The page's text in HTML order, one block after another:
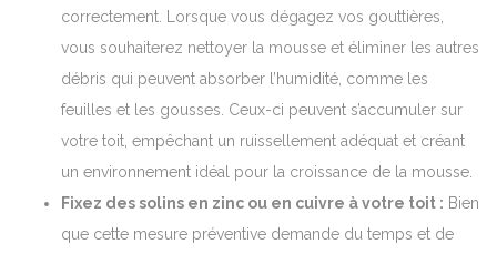
correctement. Lorsque vous dégagez vos gouttières,
vous souhaiterez nettoyer la mousse et éliminer les autres
débris qui peuvent absorber l’humidité, comme les
feuilles et les gousses. Ceux-ci peuvent s’accumuler sur
votre toit, empêchant un ruissellement adéquat et créant
un environnement idéal pour la croissance de la mousse.
Fixez des solins en zinc ou en cuivre à votre toit : Bien
que cette mesure préventive demande du temps et de